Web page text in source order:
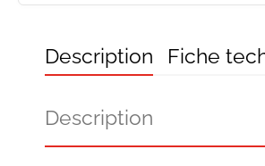
Description Fiche
Description